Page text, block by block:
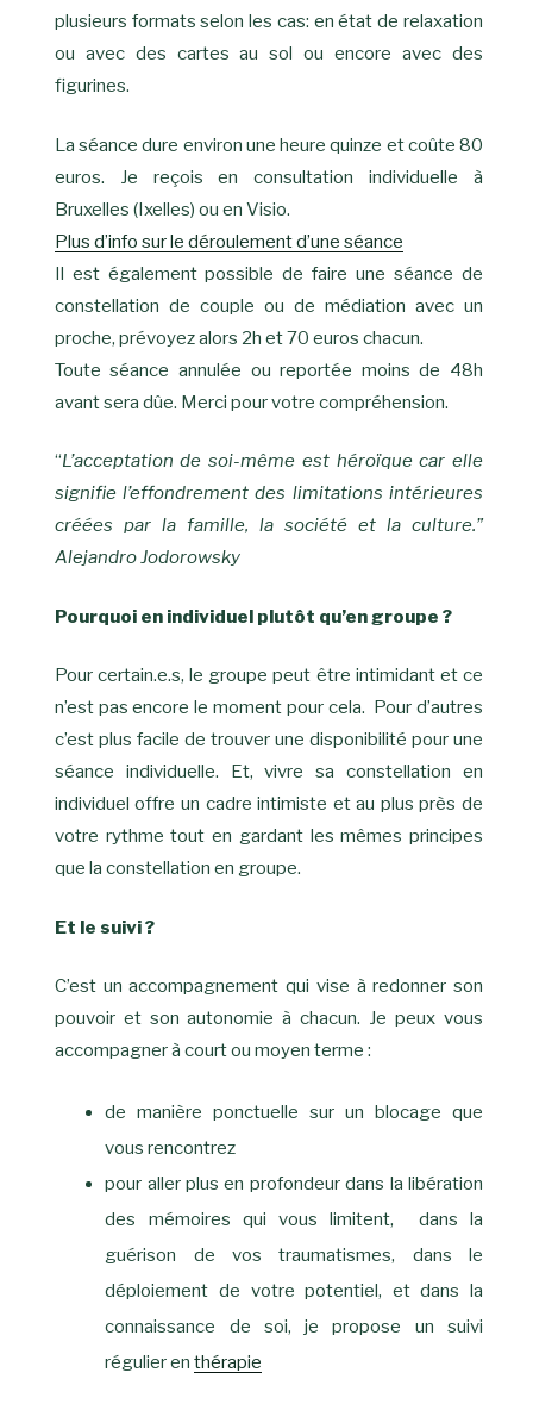
plusieurs formats selon les cas: en état de relaxation
ou avec des cartes au sol ou encore avec des
figurines.
La séance dure environ une heure quinze et coûte 80
euros. Je reçois en consultation individuelle à
Bruxelles (Ixelles) ou en Visio.
Plus d’info sur le déroulement d’une séance
Il est également possible de faire une séance de
constellation de couple ou de médiation avec un
proche, prévoyez alors 2h et 70 euros chacun.
Toute séance annulée ou reportée moins de 48h
avant sera dûe. Merci pour votre compréhension.
“L’acceptation de soi-même est héroïque car elle
signifie l’effondrement des limitations intérieures
créées par la famille, la société et la culture.”
Alejandro Jodorowsky
Pourquoi en individuel plutôt qu’en groupe ?
Pour certain.e.s, le groupe peut être intimidant et ce
n’est pas encore le moment pour cela. Pour d’autres
c’est plus facile de trouver une disponibilité pour une
séance individuelle. Et, vivre sa constellation en
individuel offre un cadre intimiste et au plus près de
votre rythme tout en gardant les mêmes principes
que la constellation en groupe.
Et le suivi ?
C’est un accompagnement qui vise à redonner son
pouvoir et son autonomie à chacun. Je peux vous
accompagner à court ou moyen terme :
de manière ponctuelle sur un blocage que
vous rencontrez
pour aller plus en profondeur dans la libération
des mémoires qui vous limitent, dans la
guérison de vos traumatismes, dans le
déploiement de votre potentiel, et dans la
connaissance de soi, je propose un suivi
régulier enthérapie